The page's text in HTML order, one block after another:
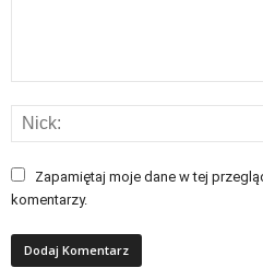
Zapamiętaj moje dane w tej
komentarzy.